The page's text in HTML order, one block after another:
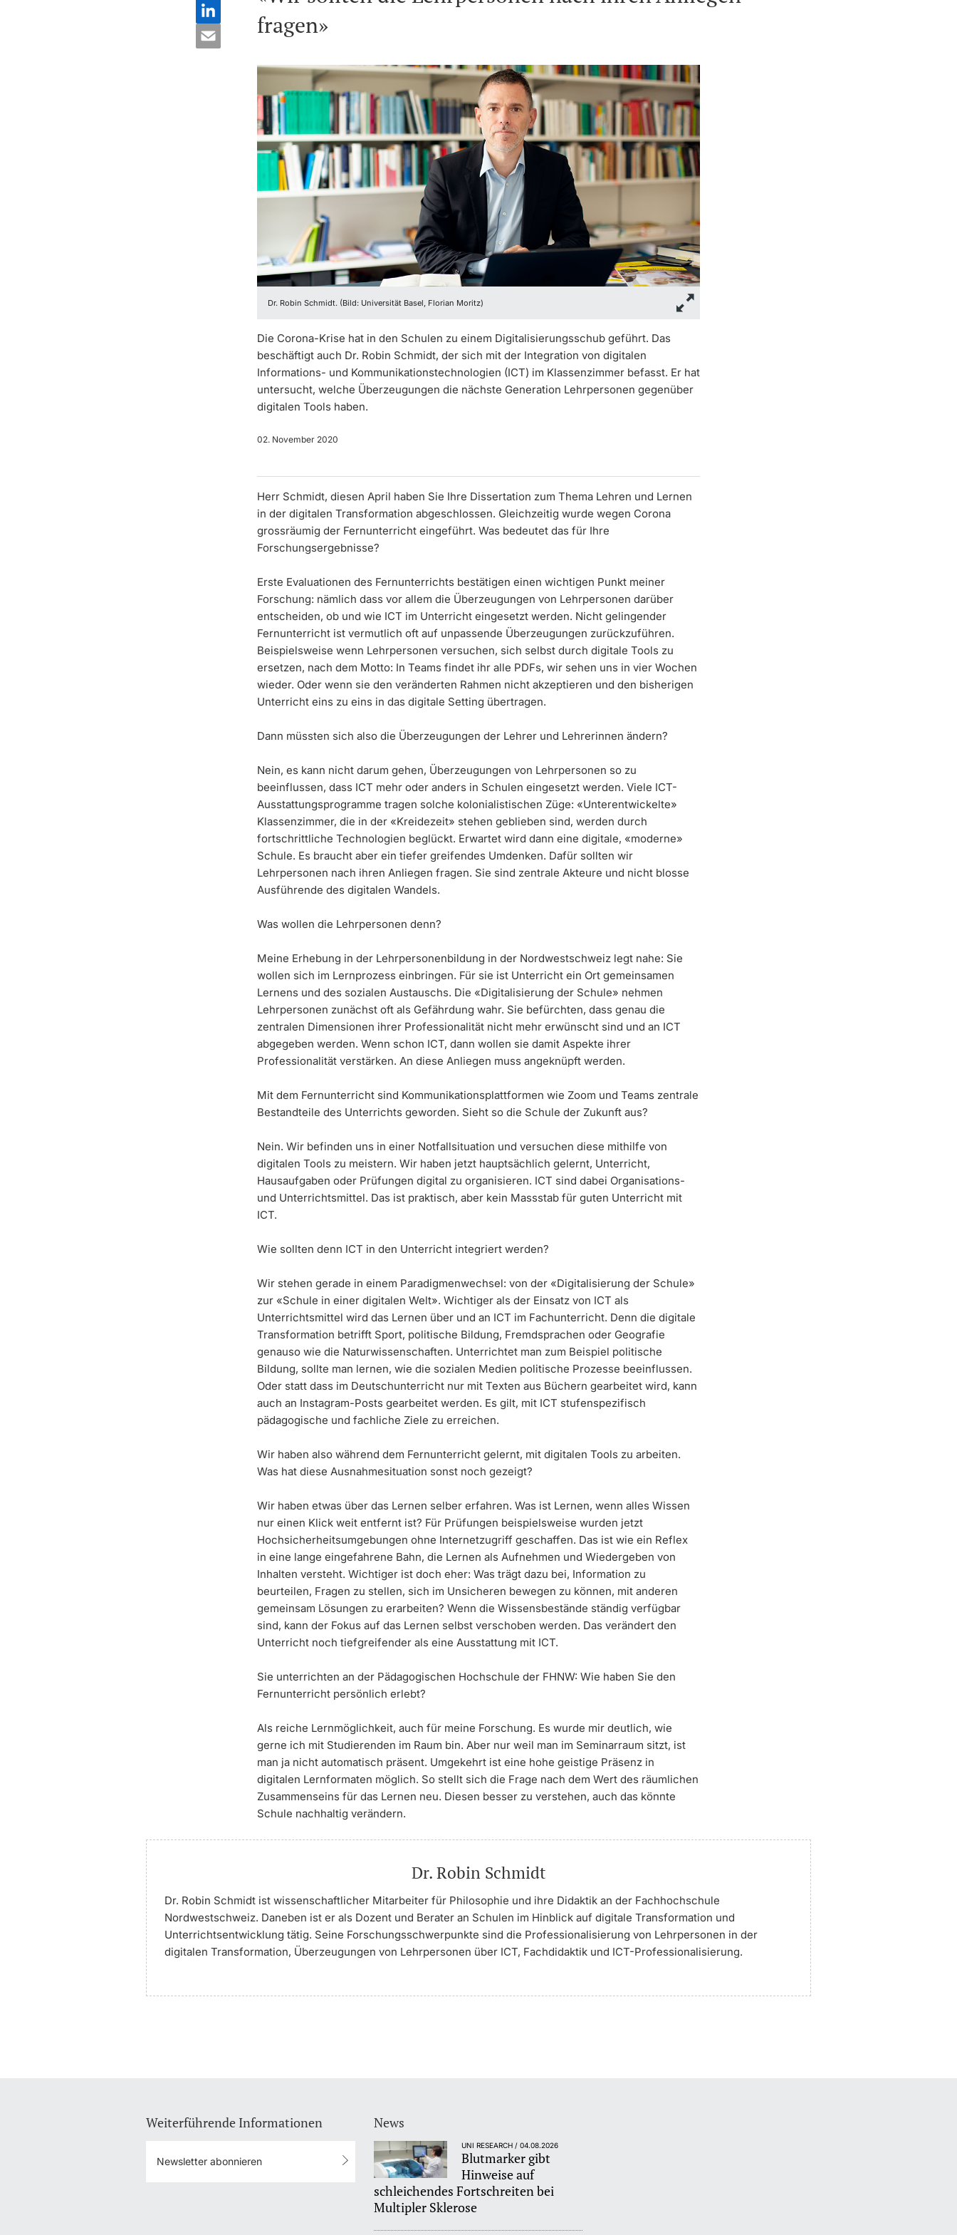
fragen»
Dr. Robin Schmidt. (Bild: Universität Basel, Florian Moritz)
Die Corona-Krise hat in den Schulen zu einem Digitalisierungsschub geführt. Das
beschäftigt auch Dr. Robin Schmidt, der sich mit der Integration von digitalen
Informations- und Kommunikationstechnologien (ICT) im Klassenzimmer befasst. Er hat
untersucht, welche Überzeugungen die nächste Generation Lehrpersonen gegenüber
digitalen Tools haben.
02. November 2020
Herr Schmidt, diesen April haben Sie Ihre Dissertation zum Thema Lehren und Lernen
in der digitalen Transformation abgeschlossen. Gleichzeitig wurde wegen Corona
grossräumig der Fernunterricht eingeführt. Was bedeutet das für Ihre
Forschungsergebnisse?
Erste Evaluationen des Fernunterrichts bestätigen einen wichtigen Punkt meiner
Forschung: nämlich dass vor allem die Überzeugungen von Lehrpersonen darüber
entscheiden, ob und wie ICT im Unterricht eingesetzt werden. Nicht gelingender
Fernunterricht ist vermutlich oft auf unpassende Überzeugungen zurückzuführen.
Beispielsweise wenn Lehrpersonen versuchen, sich selbst durch digitale Tools zu
ersetzen, nach dem Motto: In Teams findet ihr alle PDFs, wir sehen uns in vier Wochen
wieder. Oder wenn sie den veränderten Rahmen nicht akzeptieren und den bisherigen
Unterricht eins zu eins in das digitale Setting übertragen.
Dann müssten sich also die Überzeugungen der Lehrer und Lehrerinnen ändern?
Nein, es kann nicht darum gehen, Überzeugungen von Lehrpersonen so zu
beeinflussen, dass ICT mehr oder anders in Schulen eingesetzt werden. Viele ICT-
Ausstattungsprogramme tragen solche kolonialistischen Züge: «Unterentwickelte»
Klassenzimmer, die in der «Kreidezeit» stehen geblieben sind, werden durch
fortschrittliche Technologien beglückt. Erwartet wird dann eine digitale, «moderne»
Schule. Es braucht aber ein tiefer greifendes Umdenken. Dafür sollten wir
Lehrpersonen nach ihren Anliegen fragen. Sie sind zentrale Akteure und nicht blosse
Ausführende des digitalen Wandels.
Was wollen die Lehrpersonen denn?
Meine Erhebung in der Lehrpersonenbildung in der Nordwestschweiz legt nahe: Sie
wollen sich im Lernprozess einbringen. Für sie ist Unterricht ein Ort gemeinsamen
Lernens und des sozialen Austauschs. Die «Digitalisierung der Schule» nehmen
Lehrpersonen zunächst oft als Gefährdung wahr. Sie befürchten, dass genau die
zentralen Dimensionen ihrer Professionalität nicht mehr erwünscht sind und an ICT
abgegeben werden. Wenn schon ICT, dann wollen sie damit Aspekte ihrer
Professionalität verstärken. An diese Anliegen muss angeknüpft werden.
Mit dem Fernunterricht sind Kommunikationsplattformen wie Zoom und Teams zentrale
Bestandteile des Unterrichts geworden. Sieht so die Schule der Zukunft aus?
Nein. Wir befinden uns in einer Notfallsituation und versuchen diese mithilfe von
digitalen Tools zu meistern. Wir haben jetzt hauptsächlich gelernt, Unterricht,
Hausaufgaben oder Prüfungen digital zu organisieren. ICT sind dabei Organisations-
und Unterrichtsmittel. Das ist praktisch, aber kein Massstab für guten Unterricht mit
ICT.
Wie sollten denn ICT in den Unterricht integriert werden?
Wir stehen gerade in einem Paradigmenwechsel: von der «Digitalisierung der Schule»
zur «Schule in einer digitalen Welt». Wichtiger als der Einsatz von ICT als
Unterrichtsmittel wird das Lernen über und an ICT im Fachunterricht. Denn die digitale
Transformation betrifft Sport, politische Bildung, Fremdsprachen oder Geografie
genauso wie die Naturwissenschaften. Unterrichtet man zum Beispiel politische
Bildung, sollte man lernen, wie die sozialen Medien politische Prozesse beeinflussen.
Oder statt dass im Deutschunterricht nur mit Texten aus Büchern gearbeitet wird, kann
auch an Instagram-Posts gearbeitet werden. Es gilt, mit ICT stufenspezifisch
pädagogische und fachliche Ziele zu erreichen.
Wir haben also während dem Fernunterricht gelernt, mit digitalen Tools zu arbeiten.
Was hat diese Ausnahmesituation sonst noch gezeigt?
Wir haben etwas über das Lernen selber erfahren. Was ist Lernen, wenn alles Wissen
nur einen Klick weit entfernt ist? Für Prüfungen beispielsweise wurden jetzt
Hochsicherheitsumgebungen ohne Internetzugriff geschaffen. Das ist wie ein Reflex
in eine lange eingefahrene Bahn, die Lernen als Aufnehmen und Wiedergeben von
Inhalten versteht. Wichtiger ist doch eher: Was trägt dazu bei, Information zu
beurteilen, Fragen zu stellen, sich im Unsicheren bewegen zu können, mit anderen
gemeinsam Lösungen zu erarbeiten? Wenn die Wissensbestände ständig verfügbar
sind, kann der Fokus auf das Lernen selbst verschoben werden. Das verändert den
Unterricht noch tiefgreifender als eine Ausstattung mit ICT.
Sie unterrichten an der Pädagogischen Hochschule der FHNW: Wie haben Sie den
Fernunterricht persönlich erlebt?
Als reiche Lernmöglichkeit, auch für meine Forschung. Es wurde mir deutlich, wie
gerne ich mit Studierenden im Raum bin. Aber nur weil man im Seminarraum sitzt, ist
man ja nicht automatisch präsent. Umgekehrt ist eine hohe geistige Präsenz in
digitalen Lernformaten möglich. So stellt sich die Frage nach dem Wert des räumlichen
Zusammenseins für das Lernen neu. Diesen besser zu verstehen, auch das könnte
Schule nachhaltig verändern.
Dr. Robin Schmidt
Dr. Robin Schmidt ist wissenschaftlicher Mitarbeiter für Philosophie und ihre Didaktik an der Fachhochschule
Nordwestschweiz. Daneben ist er als Dozent und Berater an Schulen im Hinblick auf digitale Transformation und
Unterrichtsentwicklung tätig. Seine Forschungsschwerpunkte sind die Professionalisierung von Lehrpersonen in der
digitalen Transformation, Überzeugungen von Lehrpersonen über ICT, Fachdidaktik und ICT-Professionalisierung.
Weiterführende Informationen
Newsletter abonnieren
News
UNI RESEARCH / 04.08.2026
Blutmarker gibt
Hinweise auf
schleichendes Fortschreiten bei
Multipler Sklerose